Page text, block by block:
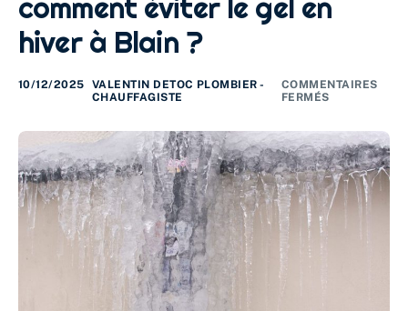
VMC
comment éviter le gel en
hiver à Blain ?
10/12/2025
VALENTIN DETOC PLOMBIER -
CHAUFFAGISTE
COMMENTAIRES
FERMÉS